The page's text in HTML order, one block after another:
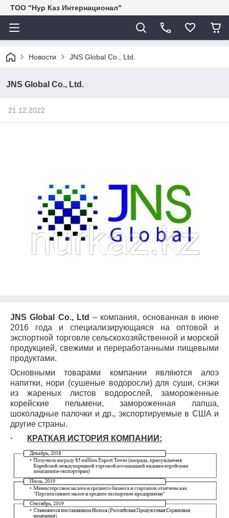
ТОО "Нур Каз Интернационал"
Новости JNS Global Co., Ltd.
JNS Global Co., Ltd.
21.12.2022
JNS Global Co., Ltd – компания, основанная в июне
2016 года и специализирующаяся на оптовой и
экспортной торговле сельскохозяйственной и морской
продукцией, свежими и переработанными пищевыми
продуктами.
Основными товарами компании являются алоэ
напитки, нори (сушеные водоросли) для суши, снэки
из жареных листов водорослей, замороженные
корейские пельмени, замороженная лапша,
шоколадные палочки и др., экспортируемые в США и
другие страны.
·
КРАТКАЯ ИСТОРИЯ КОМПАНИИ: